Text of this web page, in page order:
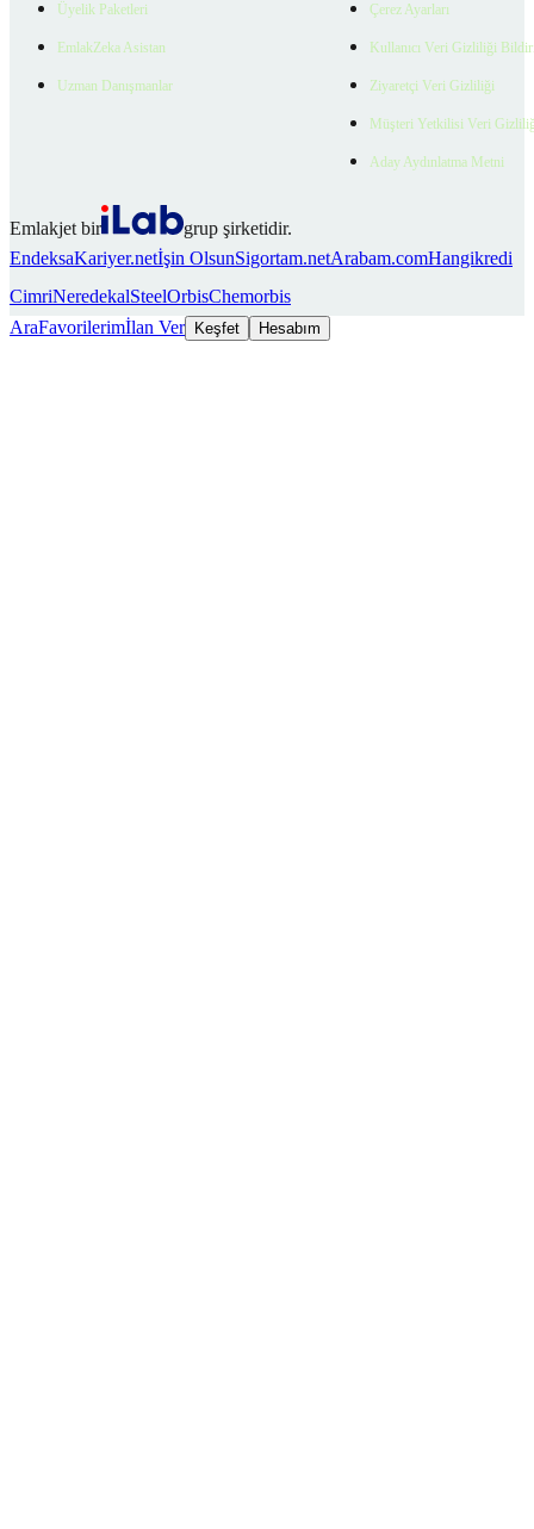
Üyelik Paketleri
EmlakZeka Asistan
Uzman Danışmanlar
Çerez Ayarları
Kullanıcı Veri Gizliliği
Ziyaretçi Veri Gizliliği
Müşteri Yetkilisi Veri
Aday Aydınlatma Metni
Emlakjet bir
grup şirketidir.
EndeksaKariyer.netİşin OlsunSigortam.netArabam.comHangikredi
CimriNeredekalSteelOrbisChemorbis
AraFavorilerimİlan Ver Keşfet Hesabım